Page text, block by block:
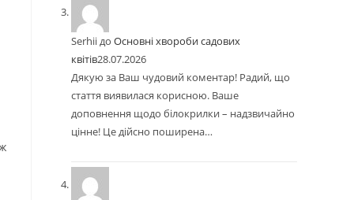
Serhiiдо Основні хвороби садових
квітів28.07.2026
Дякую за Ваш чудовий коментар! Радий, що
стаття виявилася корисною. Ваше
доповнення щодо білокрилки – надзвичайно
цінне! Це дійсно поширена…